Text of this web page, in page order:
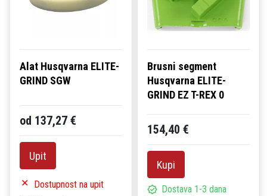
Alat Husqvarna ELITE-
GRIND SGW
od 137,27 €
Upit
Dostupnost na upit
Brusni segment
Husqvarna ELITE-
GRIND EZ T-REX 0
154,40 €
Kupi
Dostava 1-3 dana